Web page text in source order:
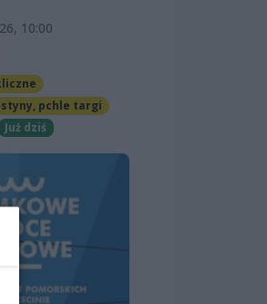
10:00
pchle targi
Już dziś